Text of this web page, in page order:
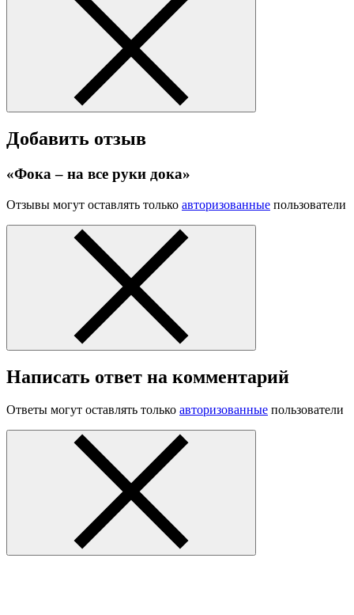
Добавить отзыв
«Фока – на все руки дока»
Отзывы могут оставлять только авторизованные пользователи
Написать ответ на комментарий
Ответы могут оставлять только авторизованные пользователи